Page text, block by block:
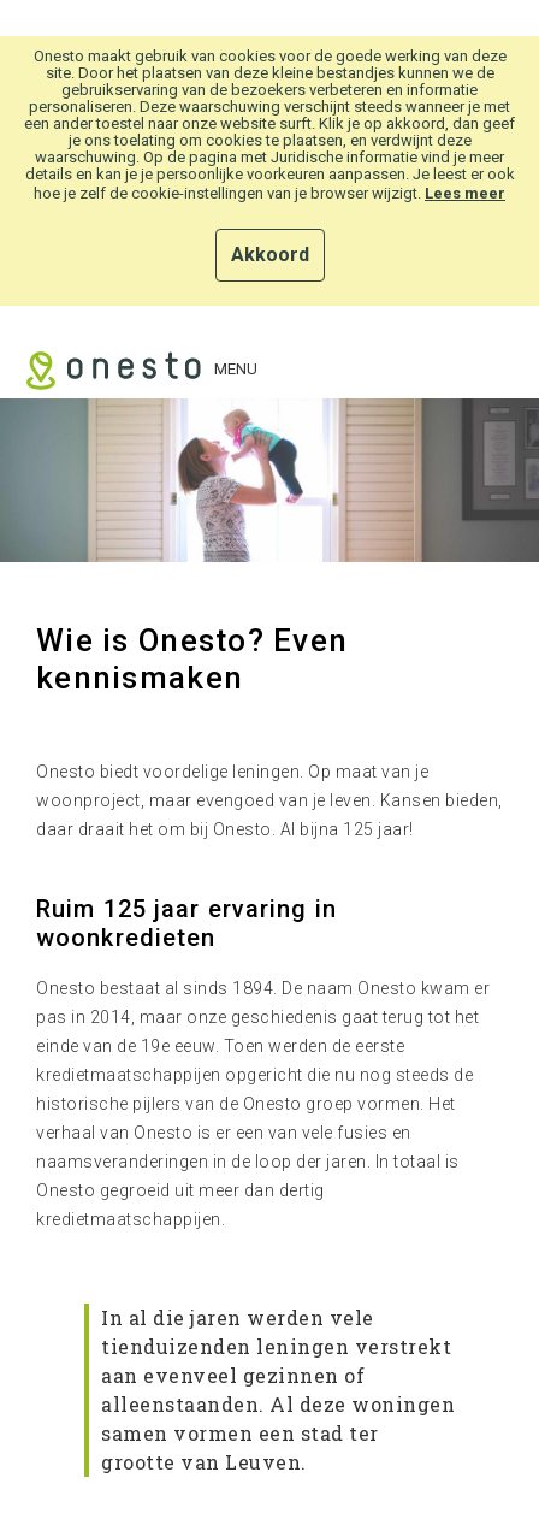
Onesto maakt gebruik van cookies voor de goede werking van deze
site. Door het plaatsen van deze kleine bestandjes kunnen we de
gebruikservaring van de bezoekers verbeteren en informatie
personaliseren. Deze waarschuwing verschijnt steeds wanneer je met
een ander toestel naar onze website surft. Klik je op akkoord, dan geef
je ons toelating om cookies te plaatsen, en verdwijnt deze
waarschuwing. Op de pagina met Juridische informatie vind je meer
details en kan je je persoonlijke voorkeuren aanpassen. Je leest er ook
hoe je zelf de cookie-instellingen van je browser wijzigt. Lees meer
Akkoord
MENU
Wie is Onesto? Even
kennismaken
Onesto biedt voordelige leningen. Op maat van je
woonproject, maar evengoed van je leven. Kansen bieden,
daar draait het om bij Onesto. Al bijna 125 jaar!
Ruim 125 jaar ervaring in
woonkredieten
Onesto bestaat al sinds 1894. De naam Onesto kwam er
pas in 2014, maar onze geschiedenis gaat terug tot het
einde van de 19e eeuw. Toen werden de eerste
kredietmaatschappijen opgericht die nu nog steeds de
historische pijlers van de Onesto groep vormen. Het
verhaal van Onesto is er een van vele fusies en
naamsveranderingen in de loop der jaren. In totaal is
Onesto gegroeid uit meer dan dertig
kredietmaatschappijen.
In al die jaren werden vele
tienduizenden leningen verstrekt
aan evenveel gezinnen of
alleenstaanden. Al deze woningen
samen vormen een stad ter
grootte van Leuven.